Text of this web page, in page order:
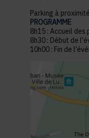
Parking à
PROGRAMME
8h15 : Accueil
8h30 : Début de
10h00 : Fin de